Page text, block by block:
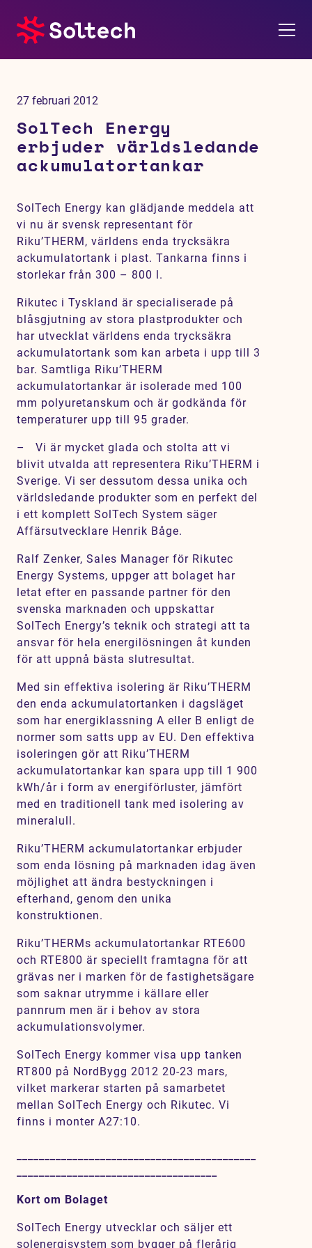
Karriär
Jobb
Kontakt
Tjänster
Investerare
Hållbarhet
27 februari 2012
SolTech Energy
erbjuder världsledande
ackumulatortankar
SolTech Energy kan glädjande meddela att
vi nu är svensk representant för
Riku’THERM, världens enda trycksäkra
ackumulatortank i plast. Tankarna finns i
storlekar från 300 – 800 l.
Rikutec i Tyskland är specialiserade på
blåsgjutning av stora plastprodukter och
har utvecklat världens enda trycksäkra
ackumulatortank som kan arbeta i upp till 3
bar. Samtliga Riku’THERM
ackumulatortankar är isolerade med 100
mm polyuretanskum och är godkända för
temperaturer upp till 95 grader.
– Vi är mycket glada och stolta att vi
blivit utvalda att representera Riku’THERM i
Sverige. Vi ser dessutom dessa unika och
världsledande produkter som en perfekt del
i ett komplett SolTech System säger
Affärsutvecklare Henrik Båge.
Ralf Zenker, Sales Manager för Rikutec
Energy Systems, uppger att bolaget har
letat efter en passande partner för den
svenska marknaden och uppskattar
SolTech Energy’s teknik och strategi att ta
ansvar för hela energilösningen åt kunden
för att uppnå bästa slutresultat.
Med sin effektiva isolering är Riku’THERM
den enda ackumulatortanken i dagsläget
som har energiklassning A eller B enligt de
normer som satts upp av EU. Den effektiva
isoleringen gör att Riku’THERM
ackumulatortankar kan spara upp till 1 900
kWh/år i form av energiförluster, jämfört
med en traditionell tank med isolering av
mineralull.
Riku’THERM ackumulatortankar erbjuder
som enda lösning på marknaden idag även
möjlighet att ändra bestyckningen i
efterhand, genom den unika
konstruktionen.
Riku’THERMs ackumulatortankar RTE600
och RTE800 är speciellt framtagna för att
grävas ner i marken för de fastighetsägare
som saknar utrymme i källare eller
pannrum men är i behov av stora
ackumulationsvolymer.
SolTech Energy kommer visa upp tanken
RT800 på NordBygg 2012 20-23 mars,
vilket markerar starten på samarbetet
mellan SolTech Energy och Rikutec. Vi
finns i monter A27:10.
Kort om Bolaget
SolTech Energy utvecklar och säljer ett
solenergisystem som bygger på flerårig